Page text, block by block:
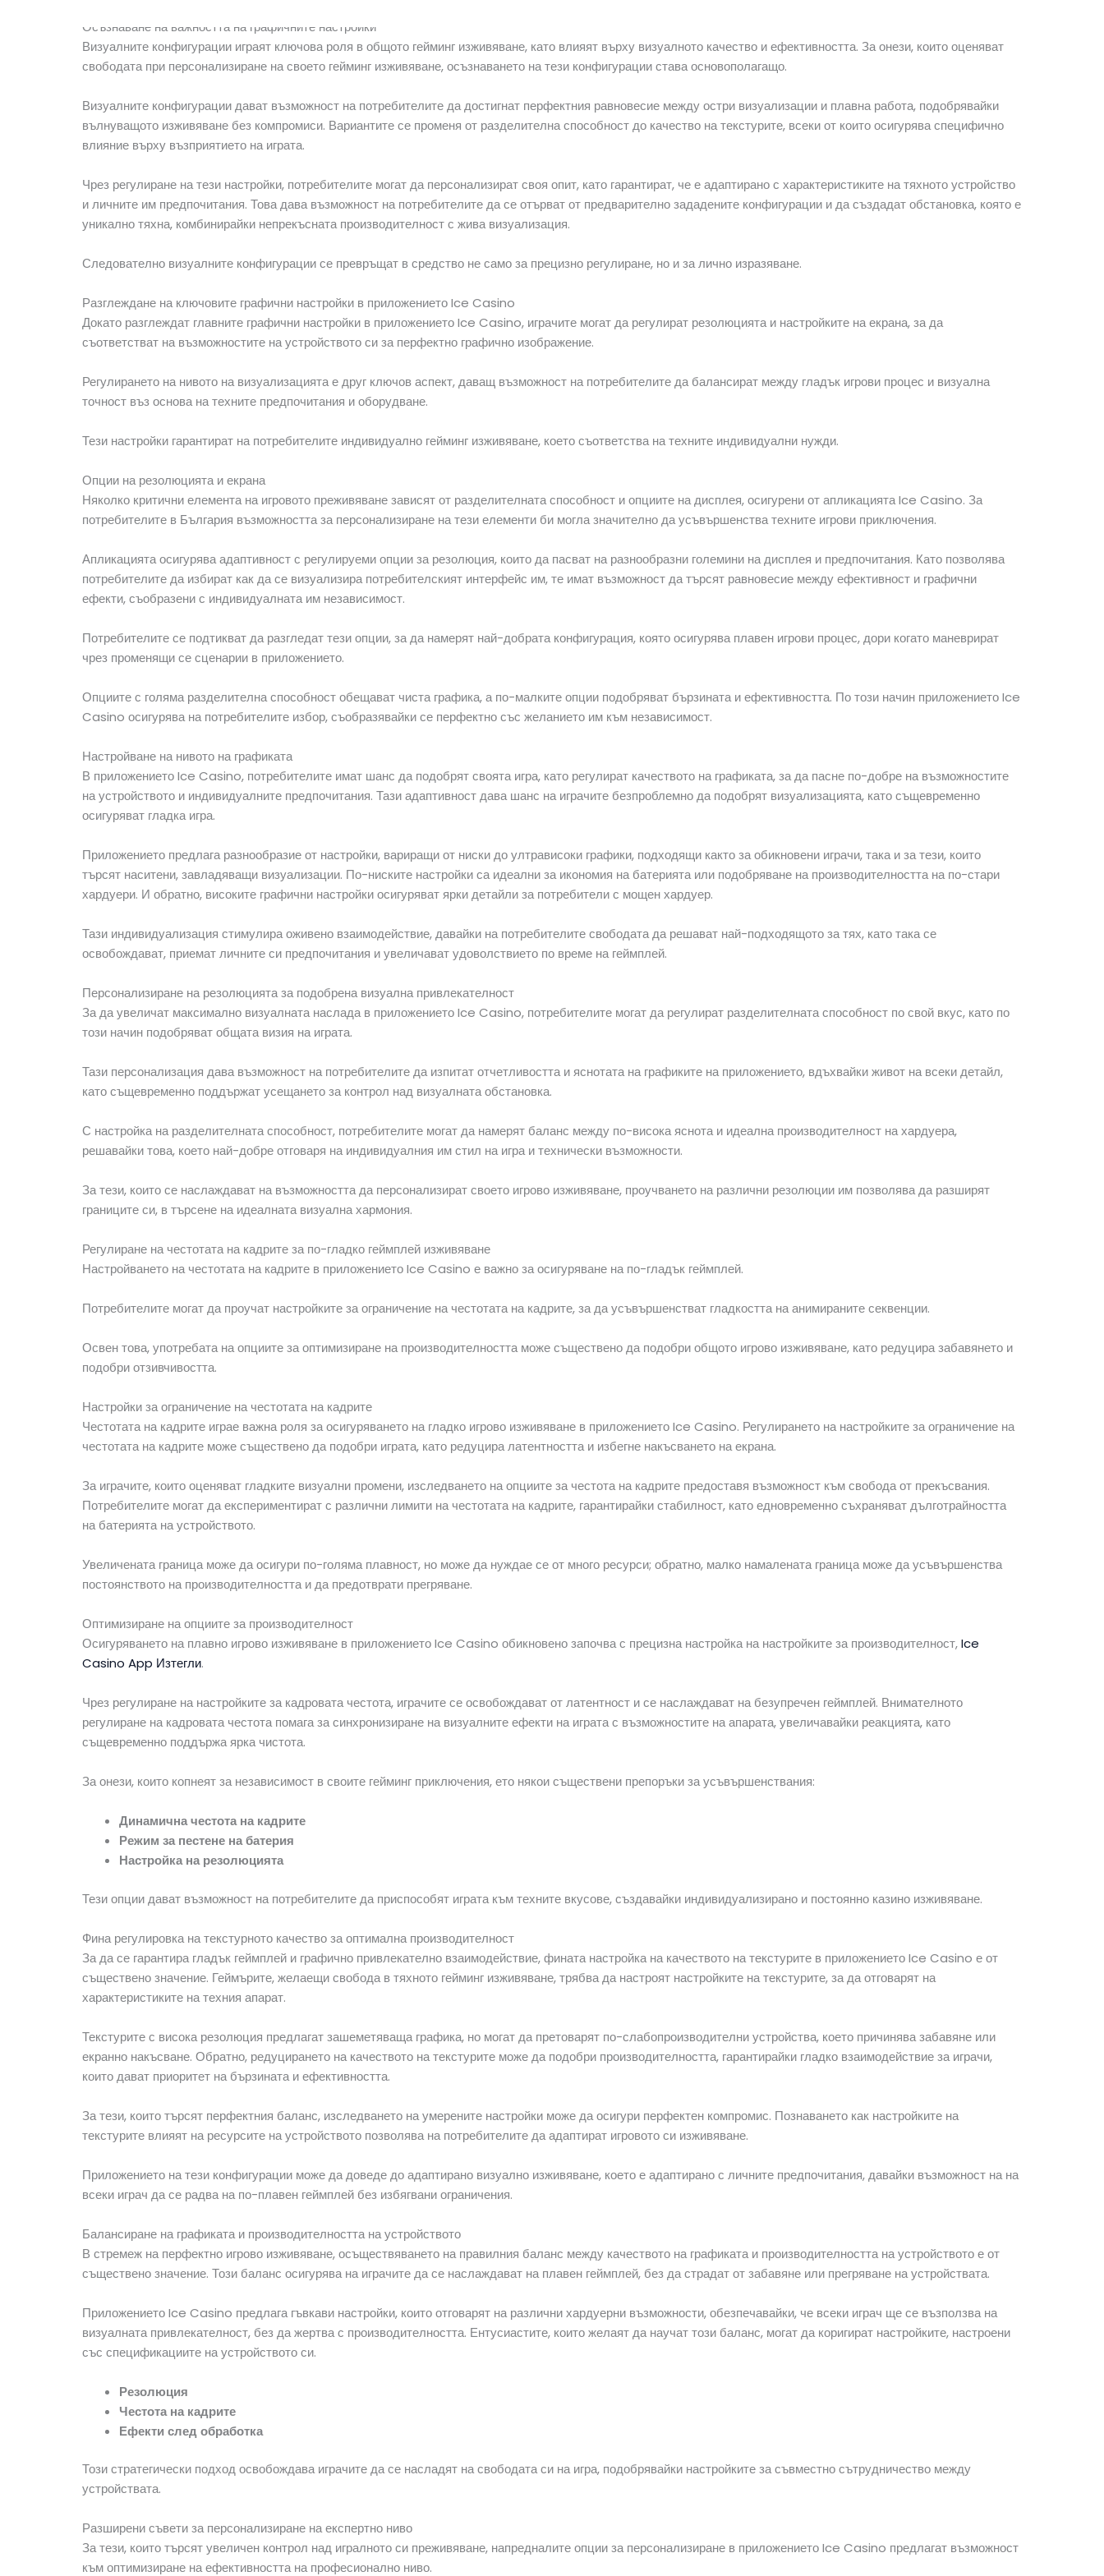
Осъзнаване на важността на графичните настройки
Визуалните конфигурации играят ключова роля в общото гейминг изживяване, като влияят върху визуалното качество и ефективността. За онези, които оценяват
свободата при персонализиране на своето гейминг изживяване, осъзнаването на тези конфигурации става основополагащо.
Визуалните конфигурации дават възможност на потребителите да достигнат перфектния равновесие между остри визуализации и плавна работа, подобрявайки
вълнуващото изживяване без компромиси. Вариантите се променя от разделителна способност до качество на текстурите, всеки от които осигурява специфично
влияние върху възприятието на играта.
Чрез регулиране на тези настройки, потребителите могат да персонализират своя опит, като гарантират, че е адаптирано с характеристиките на тяхното устройство
и личните им предпочитания. Това дава възможност на потребителите да се отърват от предварително зададените конфигурации и да създадат обстановка, която е
уникално тяхна, комбинирайки непрекъсната производителност с жива визуализация.
Следователно визуалните конфигурации се превръщат в средство не само за прецизно регулиране, но и за лично изразяване.
Разглеждане на ключовите графични настройки в приложението Ice Casino
Докато разглеждат главните графични настройки в приложението Ice Casino, играчите могат да регулират резолюцията и настройките на екрана, за да
съответстват на възможностите на устройството си за перфектно графично изображение.
Регулирането на нивото на визуализацията е друг ключов аспект, даващ възможност на потребителите да балансират между гладък игрови процес и визуална
точност въз основа на техните предпочитания и оборудване.
Тези настройки гарантират на потребителите индивидуално гейминг изживяване, което съответства на техните индивидуални нужди.
Опции на резолюцията и екрана
Няколко критични елемента на игровото преживяване зависят от разделителната способност и опциите на дисплея, осигурени от апликацията Ice Casino. За
потребителите в България възможността за персонализиране на тези елементи би могла значително да усъвършенства техните игрови приключения.
Апликацията осигурява адаптивност с регулируеми опции за резолюция, които да пасват на разнообразни големини на дисплея и предпочитания. Като позволява
потребителите да избират как да се визуализира потребителският интерфейс им, те имат възможност да търсят равновесие между ефективност и графични
ефекти, съобразени с индивидуалната им независимост.
Потребителите се подтикват да разгледат тези опции, за да намерят най-добрата конфигурация, която осигурява плавен игрови процес, дори когато маневрират
чрез променящи се сценарии в приложението.
Опциите с голяма разделителна способност обещават чиста графика, а по-малките опции подобряват бързината и ефективността. По този начин приложението Ice
Casino осигурява на потребителите избор, съобразявайки се перфектно със желанието им към независимост.
Настройване на нивото на графиката
В приложението Ice Casino, потребителите имат шанс да подобрят своята игра, като регулират качеството на графиката, за да пасне по-добре на възможностите
на устройството и индивидуалните предпочитания. Тази адаптивност дава шанс на играчите безпроблемно да подобрят визуализацията, като същевременно
осигуряват гладка игра.
Приложението предлага разнообразие от настройки, вариращи от ниски до ултрависоки графики, подходящи както за обикновени играчи, така и за тези, които
търсят наситени, завладяващи визуализации. По-ниските настройки са идеални за икономия на батерията или подобряване на производителността на по-стари
хардуери. И обратно, високите графични настройки осигуряват ярки детайли за потребители с мощен хардуер.
Тази индивидуализация стимулира оживено взаимодействие, давайки на потребителите свободата да решават най-подходящото за тях, като така се
освобождават, приемат личните си предпочитания и увеличават удоволствието по време на геймплей.
Персонализиране на резолюцията за подобрена визуална привлекателност
За да увеличат максимално визуалната наслада в приложението Ice Casino, потребителите могат да регулират разделителната способност по свой вкус, като по
този начин подобряват общата визия на играта.
Тази персонализация дава възможност на потребителите да изпитат отчетливостта и яснотата на графиките на приложението, вдъхвайки живот на всеки детайл,
като същевременно поддържат усещането за контрол над визуалната обстановка.
С настройка на разделителната способност, потребителите могат да намерят баланс между по-висока яснота и идеална производителност на хардуера,
решавайки това, което най-добре отговаря на индивидуалния им стил на игра и технически възможности.
За тези, които се наслаждават на възможността да персонализират своето игрово изживяване, проучването на различни резолюции им позволява да разширят
границите си, в търсене на идеалната визуална хармония.
Регулиране на честотата на кадрите за по-гладко геймплей изживяване
Настройването на честотата на кадрите в приложението Ice Casino е важно за осигуряване на по-гладък геймплей.
Потребителите могат да проучат настройките за ограничение на честотата на кадрите, за да усъвършенстват гладкостта на анимираните секвенции.
Освен това, употребата на опциите за оптимизиране на производителността може съществено да подобри общото игрово изживяване, като редуцира забавянето и
подобри отзивчивостта.
Настройки за ограничение на честотата на кадрите
Честотата на кадрите играе важна роля за осигуряването на гладко игрово изживяване в приложението Ice Casino. Регулирането на настройките за ограничение на
честотата на кадрите може съществено да подобри играта, като редуцира латентността и избегне накъсването на екрана.
За играчите, които оценяват гладките визуални промени, изследването на опциите за честота на кадрите предоставя възможност към свобода от прекъсвания.
Потребителите могат да експериментират с различни лимити на честотата на кадрите, гарантирайки стабилност, като едновременно съхраняват дълготрайността
на батерията на устройството.
Увеличената граница може да осигури по-голяма плавност, но може да нуждае се от много ресурси; обратно, малко намалената граница може да усъвършенства
постоянството на производителността и да предотврати прегряване.
Оптимизиране на опциите за производителност
Осигуряването на плавно игрово изживяване в приложението Ice Casino обикновено започва с прецизна настройка на настройките за производителност,Ice
Casino App Изтегли.
Чрез регулиране на настройките за кадровата честота, играчите се освобождават от латентност и се наслаждават на безупречен геймплей. Внимателното
регулиране на кадровата честота помага за синхронизиране на визуалните ефекти на играта с възможностите на апарата, увеличавайки реакцията, като
същевременно поддържа ярка чистота.
За онези, които копнеят за независимост в своите гейминг приключения, ето някои съществени препоръки за усъвършенствания:
Динамична честота на кадрите
Режим за пестене на батерия
Настройка на резолюцията
Тези опции дават възможност на потребителите да приспособят играта към техните вкусове, създавайки индивидуализирано и постоянно казино изживяване.
Фина регулировка на текстурното качество за оптимална производителност
За да се гарантира гладък геймплей и графично привлекателно взаимодействие, фината настройка на качеството на текстурите в приложението Ice Casino е от
съществено значение. Геймърите, желаещи свобода в тяхното гейминг изживяване, трябва да настроят настройките на текстурите, за да отговарят на
характеристиките на техния апарат.
Текстурите с висока резолюция предлагат зашеметяваща графика, но могат да претоварят по-слабопроизводителни устройства, което причинява забавяне или
екранно накъсване. Обратно, редуцирането на качеството на текстурите може да подобри производителността, гарантирайки гладко взаимодействие за играчи,
които дават приоритет на бързината и ефективността.
За тези, които търсят перфектния баланс, изследването на умерените настройки може да осигури перфектен компромис. Познаването как настройките на
текстурите влияят на ресурсите на устройството позволява на потребителите да адаптират игровото си изживяване.
Приложението на тези конфигурации може да доведе до адаптирано визуално изживяване, което е адаптирано с личните предпочитания, давайки възможност на на
всеки играч да се радва на по-плавен геймплей без избягвани ограничения.
Балансиране на графиката и производителността на устройството
В стремеж на перфектно игрово изживяване, осъществяването на правилния баланс между качеството на графиката и производителността на устройството е от
съществено значение. Този баланс осигурява на играчите да се наслаждават на плавен геймплей, без да страдат от забавяне или прегряване на устройствата.
Приложението Ice Casino предлага гъвкави настройки, които отговарят на различни хардуерни възможности, обезпечавайки, че всеки играч ще се възползва на
визуалната привлекателност, без да жертва с производителността. Ентусиастите, които желаят да научат този баланс, могат да коригират настройките, настроени
със спецификациите на устройството си.
Резолюция
Честота на кадрите
Ефекти след обработка
Този стратегически подход освобождава играчите да се насладят на свободата си на игра, подобрявайки настройките за съвместно сътрудничество между
устройствата.
Разширени съвети за персонализиране на експертно ниво
За тези, които търсят увеличен контрол над игралното си преживяване, напредналите опции за персонализиране в приложението Ice Casino предлагат възможност
към оптимизиране на ефективността на професионално ниво.